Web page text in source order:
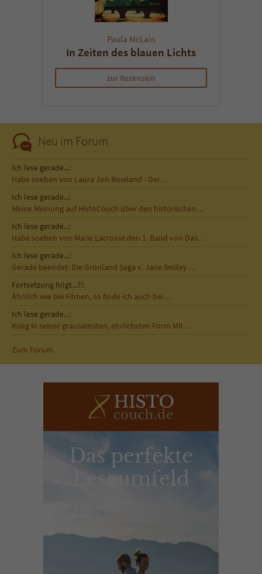
Paula McLain
In Zeiten des blauen Lichts
zur Rezension
Neu im Forum
Ich lese gerade...:
Habe soeben von Laura Joh Rowland - Der…
Ich lese gerade...:
Meine Meinung auf HistoCouch über den historischen…
Ich lese gerade...:
Habe soeben von Marie Lacrosse den 1. Band von Das…
Ich lese gerade...:
Gerade beendet: Die Grönland Saga v. Jane Smiley …
Fortsetzung folgt...?!:
Ähnlich wie bei Filmen, so finde ich auch bei…
Ich lese gerade...:
Krieg in seiner grausamsten, ehrlichsten Form Mit…
Zum Forum
Das perfekte
Leseumfeld